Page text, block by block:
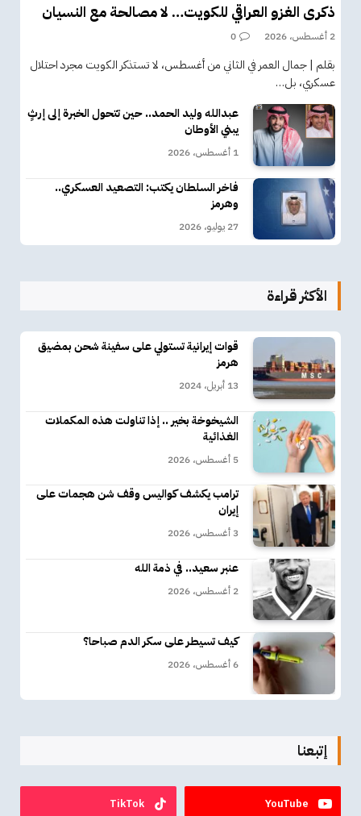
ذكرى الغزو العراقي للكويت… لا مصالحة مع النسيان
2 أغسطس، 2026 0
بقلم | جمال العمر في الثاني من أغسطس، لا تستذكر الكويت مجرد احتلال
عسكري، بل…
عبدالله وليد الحمد.. حين تتحول الخبرة إلى إرثٍ
يبني الأوطان
1 أغسطس، 2026
فاخر السلطان يكتب: التصعيد العسكري..
وهرمز
27 يوليو، 2026
الأكثر قراءة
قوات إيرانية تستولي على سفينة شحن بمضيق
هرمز
13 أبريل، 2024
الشيخوخة بخير .. إذا تناولت هذه المكملات
الغذائية
5 أغسطس، 2026
ترامب يكشف كواليس وقف شن هجمات على
إيران
3 أغسطس، 2026
عنبر سعيد.. في ذمة الله
2 أغسطس، 2026
كيف تسيطر على سكر الدم صباحا؟
6 أغسطس، 2026
إتبعنا
YouTube
TikTok